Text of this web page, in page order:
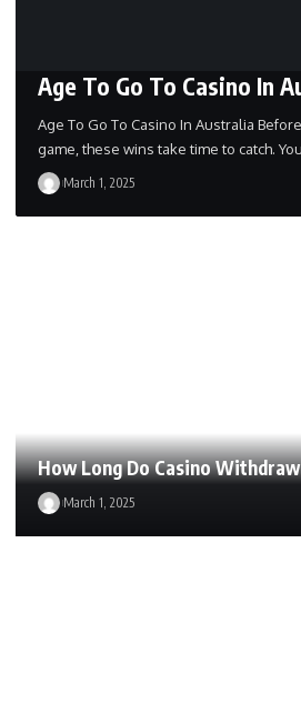
Age To Go To Casino In
Age To Go To Casino In Australia
game, these wins take time to catch.
March 1, 2025
How Long Do Casino
March 1, 2025